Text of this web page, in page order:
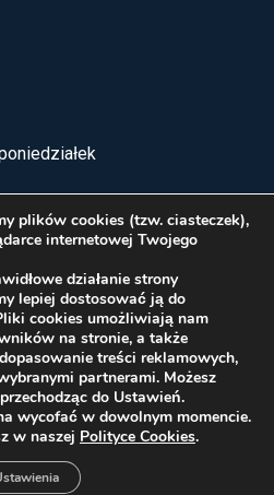
Cookies
o.o. 2026 Wszelkie prawa
plików cookies (tzw. ciasteczek),
internetowej Twojego
działanie strony
lepiej dostosować ją do
cookies umożliwiają nam
na stronie, a także
treści reklamowych,
partnerami. Możesz
do Ustawień.
wycofać w dowolnym momencie.
w naszej Polityce Cookies.